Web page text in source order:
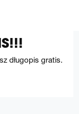
długopis gratis.